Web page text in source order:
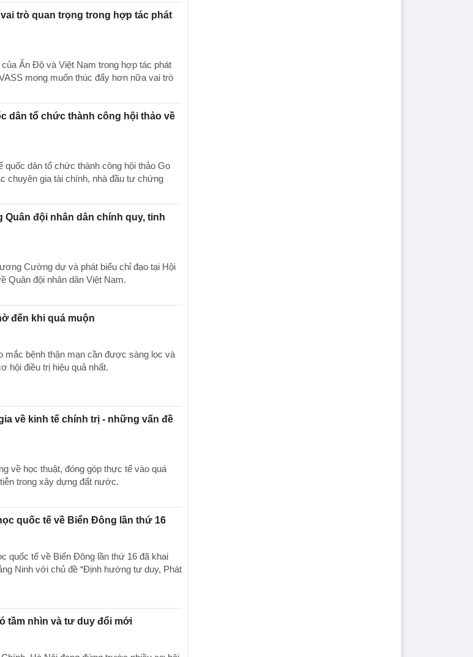
trò quan trọng trong hợp tác phát
của Ấn Độ và Việt Nam trong hợp tác phát
mong muốn thúc đẩy hơn nữa vai trò
dân tổ chức thành công hội thảo về
quốc dân tổ chức thành công hội thảo Go
chuyên gia tài chính, nhà đầu tư chứng
đội nhân dân chính quy, tinh
Cường dự và phát biểu chỉ đạo tại Hội
Quân đội nhân dân Việt Nam.
đến khi quá muộn
bệnh thận mạn cần được sàng lọc và
hội điều trị hiệu quả nhất.
về kinh tế chính trị - những vấn đề
về học thuật, đóng góp thực tế vào quá
trong xây dựng đất nước.
quốc tế về Biển Đông lần thứ 16
quốc tế về Biển Đông lần thứ 16 đã khai
Ninh với chủ đề “Định hướng tư duy, Phát
tầm nhìn và tư duy đổi mới